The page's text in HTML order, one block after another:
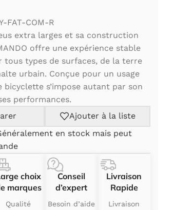
FAT-COM-R
extra larges et sa construction
offre une expérience stable
tous types de surfaces, de la terre
urbain. Conçue pour un usage
bicyclette s’impose autant par son
performances.
Ajouter à la liste
en stock mais peut
choix
marques
Qualité
Conseil
d’expert
Besoin d’aide
Livraison
Rapide
Livraison